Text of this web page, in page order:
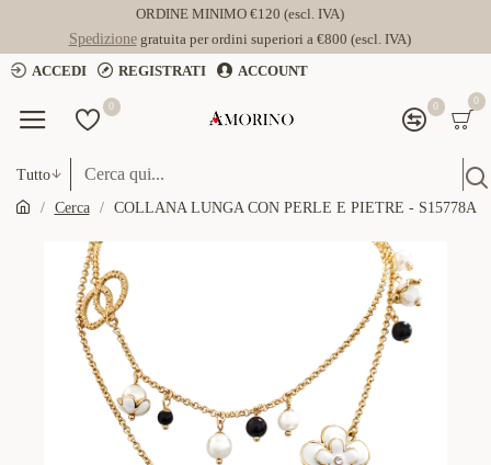
ORDINE MINIMO €120 (escl. IVA)
Spedizionegratuita per ordini superiori a €800 (escl. IVA)
ACCEDI
REGISTRATI ACCOUNT
0 0 0
Tutto
Cerca COLLANA LUNGA CON PERLE E PIETRE - S15778A